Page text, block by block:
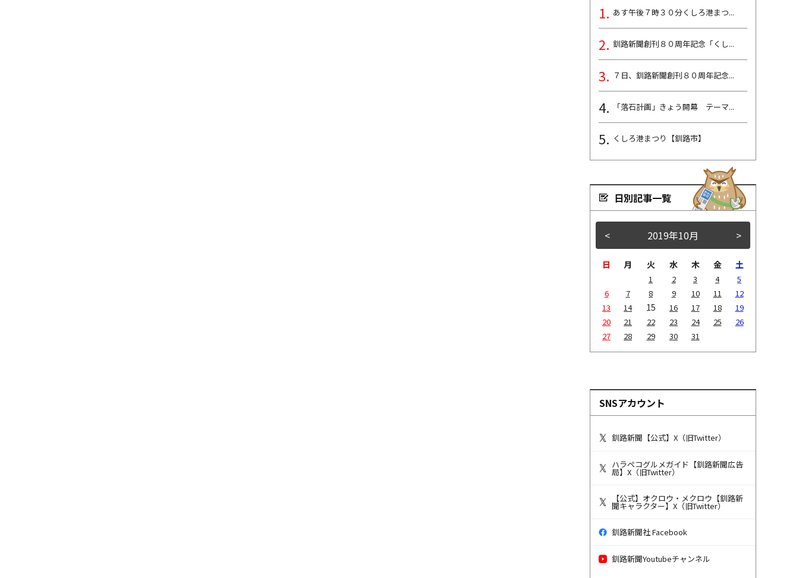
あす午後７時３０分くしろ港まつ...
釧路新聞創刊８０周年記念「くし...
７日、釧路新聞創刊８０周年記念...
「落石計画」きょう開幕 テーマ...
くしろ港まつり【釧路市】
日別記事一覧
< >
2019年10月
日 月 火 水 木 金 土
1 2 3 4
5
6
7 8 9 10 11
12
13
14 15 16 17 18
19
20
21 22 23 24 25
26
27
28 29 30 31
SNSアカウント
釧路新聞【公式】X（旧Twitter）
ハラペコグルメガイド【釧路新聞広告
局】X（旧Twitter）
【公式】オクロウ・メクロウ【釧路新
聞キャラクター】X（旧Twitter）
釧路新聞社 Facebook
釧路新聞Youtubeチャンネル